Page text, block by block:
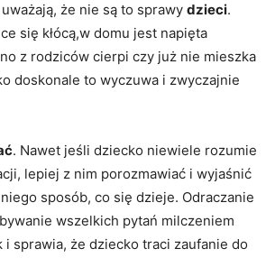
że nie są to sprawy dzieci.
się kłócą,w domu jest napięta
z rodziców cierpi czy już nie mieszka
doskonale to wyczuwa i zwyczajnie
. Nawet jeśli dziecko niewiele rozumie
lepiej z nim porozmawiać i wyjaśnić
sposób, co się dzieje. Odraczanie
wszelkich pytań milczeniem
sprawia, że dziecko traci zaufanie do